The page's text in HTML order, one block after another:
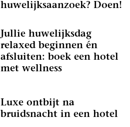
huwelijksaanzoek? Doen!
Jullie huwelijksdag
relaxed beginnen én
afsluiten: boek een hotel
met wellness
Luxe ontbijt na
bruidsnacht in een hotel